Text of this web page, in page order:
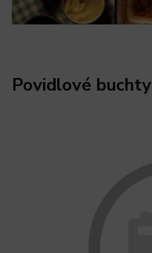
Povidlové buchty